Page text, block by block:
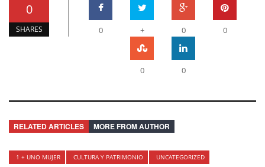
0
SHARES 0 + 0 0
0 0
RELATED ARTICLES MORE FROM AUTHOR
1 + UNO MUJER CULTURA Y PATRIMONIO UNCATEGORIZED